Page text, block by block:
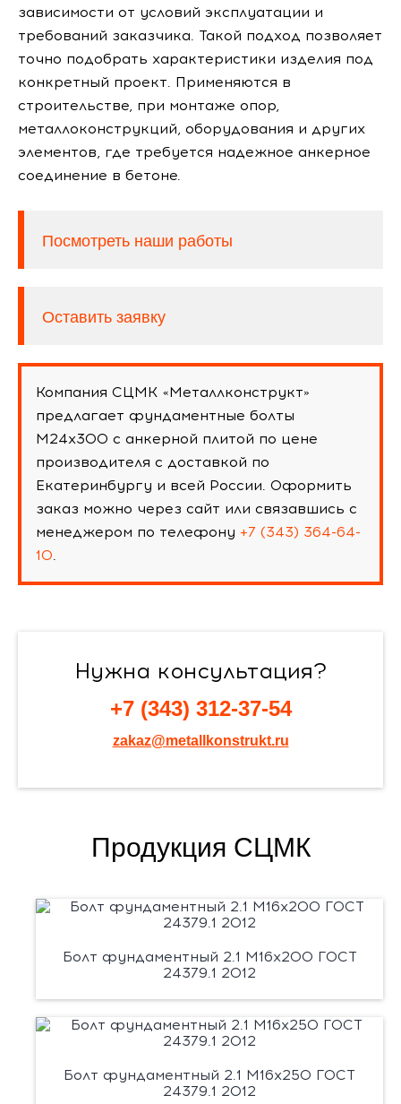
зависимости от условий эксплуатации и
требований заказчика. Такой подход позволяет
точно подобрать характеристики изделия под
конкретный проект. Применяются в
строительстве, при монтаже опор,
металлоконструкций, оборудования и других
элементов, где требуется надежное анкерное
соединение в бетоне.
Посмотреть наши работы
Оставить заявку
Компания СЦМК «Металлконструкт»
предлагает фундаментные болты
М24х300 с анкерной плитой по цене
производителя с доставкой по
Екатеринбургу и всей России. Оформить
заказ можно через сайт или связавшись с
менеджером по телефону +7 (343) 364-64-
10.
Нужна консультация?
+7 (343) 312-37-54
zakaz@metallkonstrukt.ru
Продукция СЦМК
Болт фундаментный 2.1 М16х200 ГОСТ
24379.1 2012
Болт фундаментный 2.1 М16х250 ГОСТ
24379.1 2012